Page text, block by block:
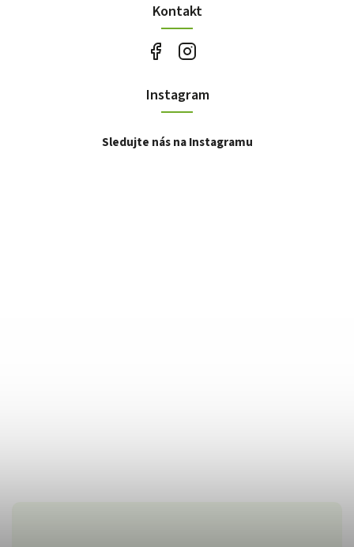
Kontakt
Instagram
Sledujte nás na Instagramu